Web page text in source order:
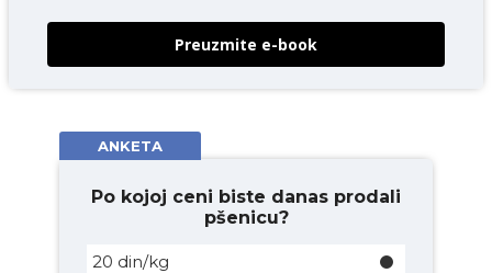
Preuzmite e-book
ANKETA
Po kojoj ceni biste danas prodali
pšenicu?
20 din/kg